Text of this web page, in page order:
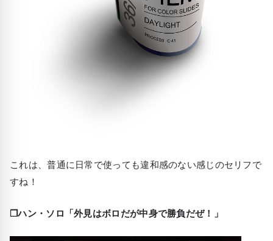
これは、普通に日常で使っても違和感のない感じのセリフで
すね！
❒ハン・ソロ「外見はボロだが中身で勝負だぜ！」